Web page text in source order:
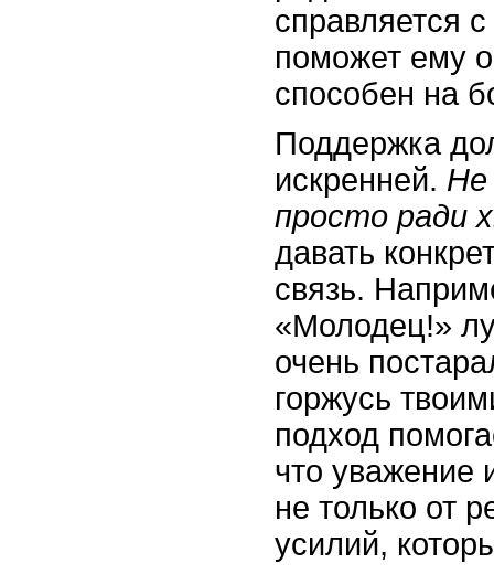
справляется
поможет ему
способен на
Поддержка
искренней. Не
просто ради
давать
связь.
«Молодец!»
очень
горжусь
подход
что уважение
не только от
усилий,